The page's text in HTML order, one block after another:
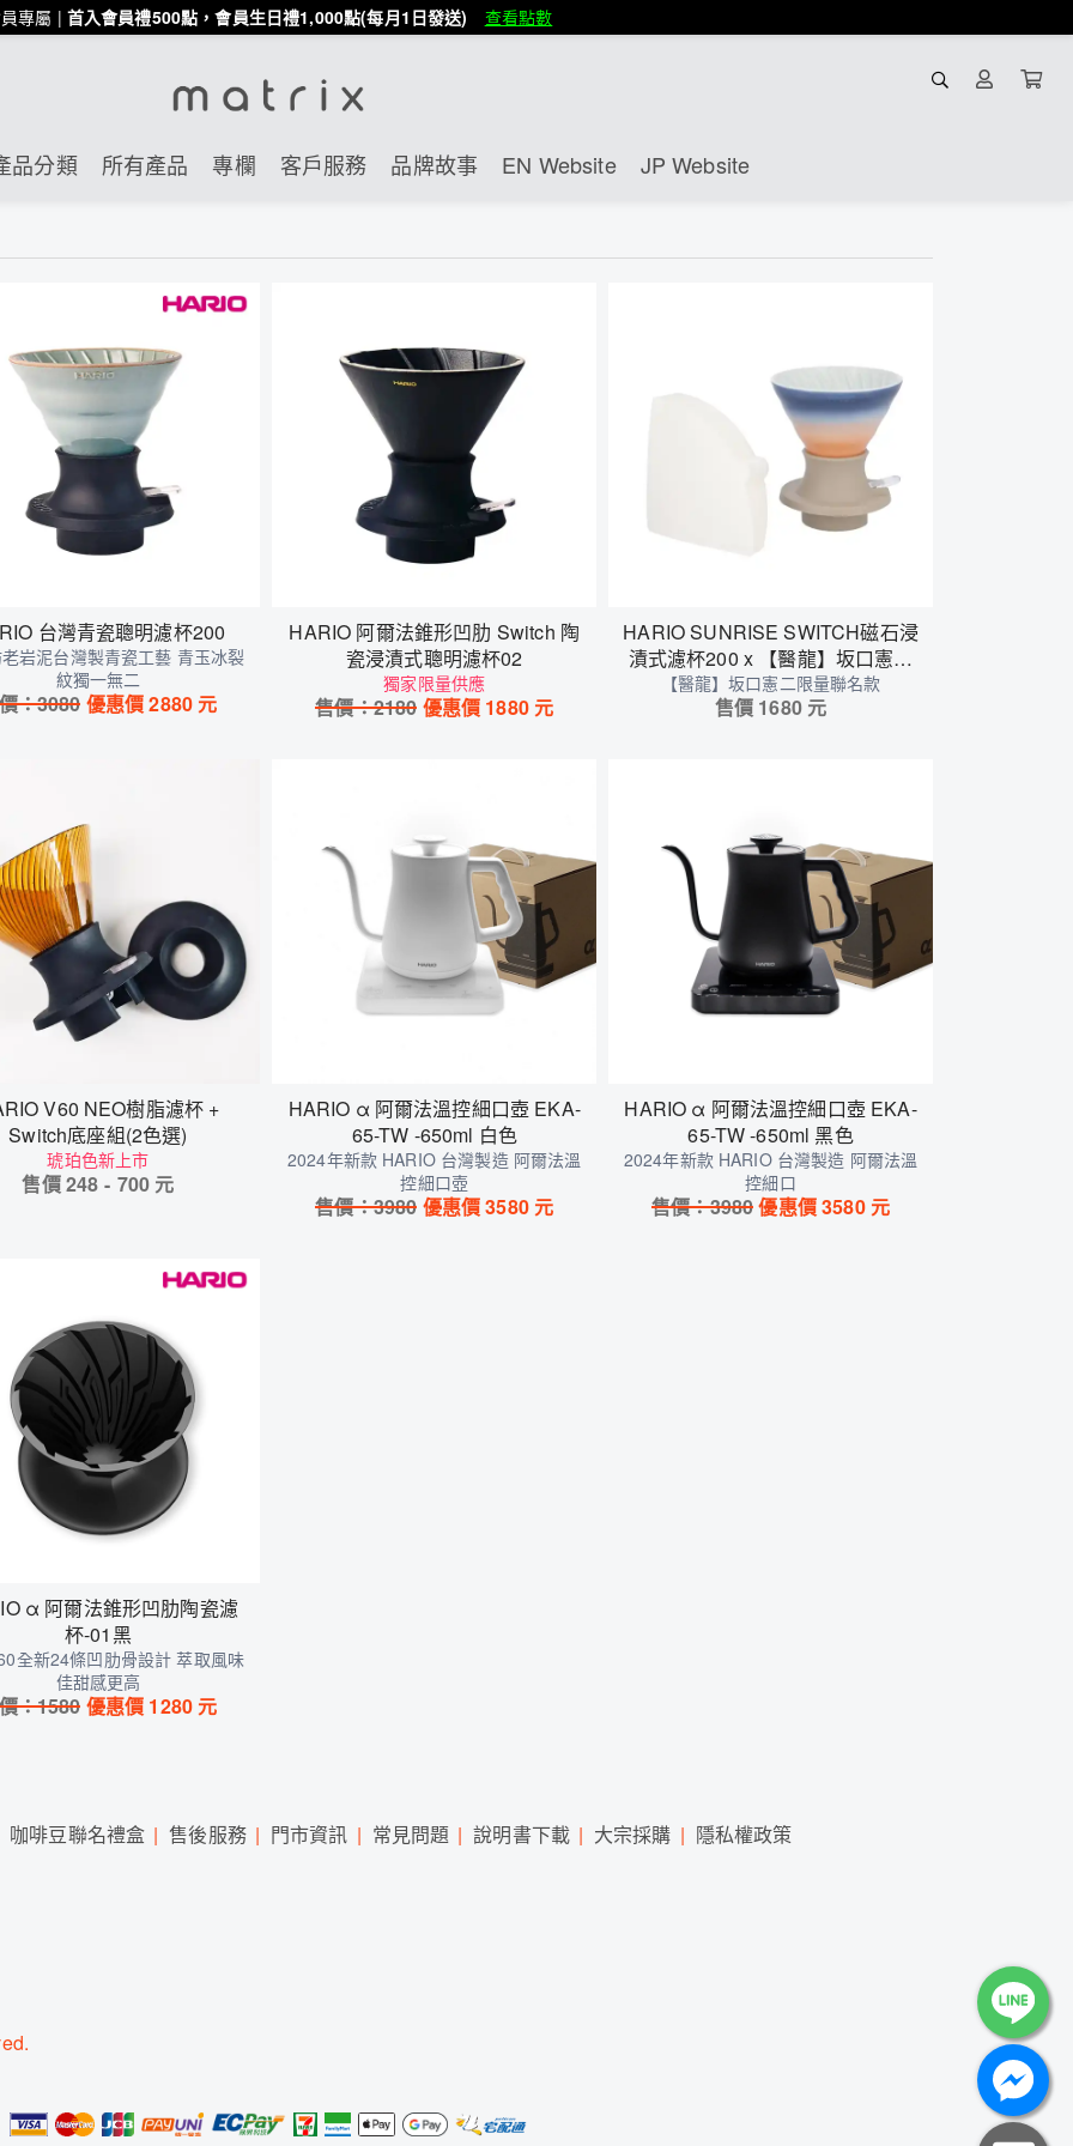
專屬 | 首入會員禮500點，會員生日禮1,000點(每月1日發送) 查看點數
品分類 所有產品 專欄 客戶服務 品牌故事 EN Website JP Website
台灣青瓷聰明濾杯200
岩泥台灣製青瓷工藝 青玉冰裂
紋獨一無二
：3080 優惠價2880 元
HARIO 阿爾法錐形凹肋 Switch 陶
瓷浸漬式聰明濾杯02
獨家限量供應
售價：2180 優惠價 1880元
HARIO SUNRISE SWITCH磁石浸
漬式濾杯200 x 【醫龍】坂口憲二
聯名款
【醫龍】坂口憲二限量聯名款
售價 1680元
V60 NEO樹脂濾杯 +
Switch底座組(2色選)
琥珀色新上市
售價248 - 700 元
HARIO α 阿爾法溫控細口壺 EKA-
65-TW -650ml 白色
2024年新款 HARIO 台灣製造 阿爾法溫
控細口壺
售價：3980 優惠價3580元
HARIO α 阿爾法溫控細口壺 EKA-
65-TW -650ml 黑色
2024年新款 HARIO 台灣製造 阿爾法溫
控細口
售價：3980優惠價3580元
α 阿爾法錐形凹肋陶瓷濾
杯-01黑
全新24條凹肋骨設計 萃取風味
佳甜感更高
：1580 優惠價 1280 元
咖啡豆聯名禮盒 售後服務 門市資訊 常見問題 說明書下載 大宗採購 隱私權政策